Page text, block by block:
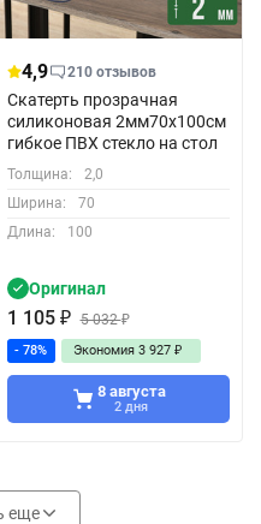
4,9 210 отзывов
Скатерть прозрачная
силиконовая 2мм70x100см
гибкое ПВХ стекло на стол
Толщина:
2,0
Ширина:
70
Длина:
100
Оригинал
1 105 ₽ 5 032₽
- 78% Экономия 3 927 ₽
8 августа
2 дня
еще